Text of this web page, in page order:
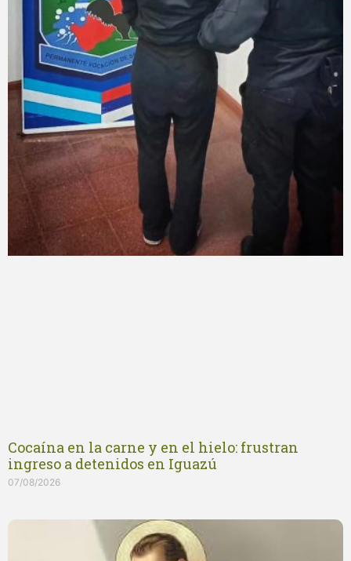
Cocaína en la carne y en el hielo: frustran
ingreso a detenidos en Iguazú
07/08/2026